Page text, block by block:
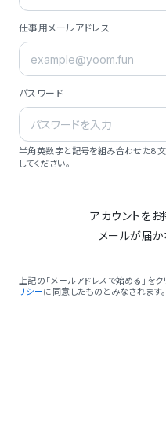
仕事用メールアドレス
パスワード
半角英数字と記号を組み合わせた8
してください。
アカウントを
メールが届
上記の「メールアドレスで始める」をク
リシーに同意したものとみなされます。